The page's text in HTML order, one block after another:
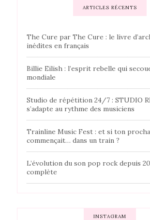
ARTICLES RÉCENTS
The Cure par The Cure : le livre
inédites en français
Billie Eilish : l’esprit rebelle qui
mondiale
Studio de répétition 24/7 : STUDIO
s’adapte au rythme des musiciens
Trainline Music Fest : et si ton
commençait… dans un train ?
L’évolution du son pop rock depuis
complète
INSTAGRAM